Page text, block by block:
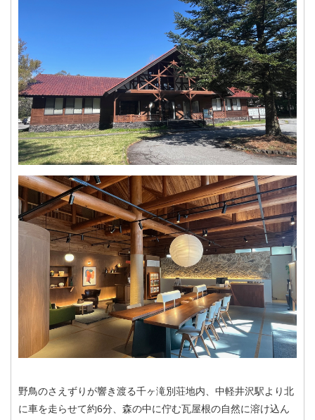
野鳥のさえずりが響き渡る千ヶ滝別荘地内、中軽井沢駅より北
に車を走らせて約6分、森の中に佇む瓦屋根の自然に溶け込ん